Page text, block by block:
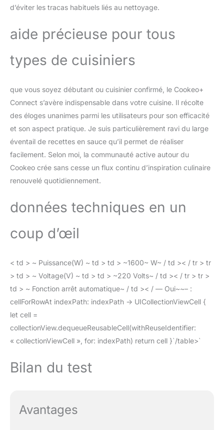
pression, cuire à la
(risotto), dorer, cuire
lentement (viandes,
COOKEO FAIT AUSSI
vos plats grâce à
l'accessoire EXTRA
CRISP (vendu
séparément) et sa
fonction air fryer (friteuse
sans huile) INCLUS :
cuve de 6 L antiadhésive
avec poignées, panier
d’éviter les tracas habituels liés au nettoyage.
aide précieuse pour tous
types de cuisiniers
que vous soyez débutant ou cuisinier confirmé, le Cookeo+
Connect s’avère indispensable dans votre cuisine. Il récolte
des éloges unanimes parmi les utilisateurs pour son efficacité
et son aspect pratique. Je suis particulièrement ravi du large
éventail de recettes en sauce qu’il permet de réaliser
facilement. Selon moi, la communauté active autour du
Cookeo crée sans cesse un flux continu d’inspiration culinaire
renouvelé quotidiennement.
données techniques en un
coup d’œil
< td > ~ Puissance(W) ~ td > td > ~1600~ W~ / td >< / tr > tr
> td > ~ Voltage(V) ~ td > td > ~220 Volts~ / td >< / tr > tr >
td > ~ Fonction arrêt automatique~ / td >< / — Oui~~– :
cellForRowAt indexPath: indexPath -> UICollectionViewCell {
let cell =
collectionView.dequeueReusableCell(withReuseIdentifier:
« collectionViewCell », for: indexPath) return cell }`/table>`
Bilan du test
Avantages